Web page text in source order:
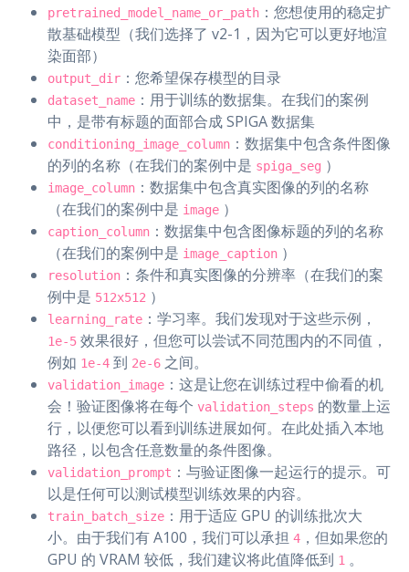
pretrained_model_name_or_path ：您想使用的稳定扩
散基础模型（我们选择了 v2-1，因为它可以更好地渲
染面部）
output_dir ：您希望保存模型的目录
dataset_name ：用于训练的数据集。在我们的案例
中，是带有标题的面部合成 SPIGA 数据集
conditioning_image_column ：数据集中包含条件图像
的列的名称（在我们的案例中是 spiga_seg ）
image_column ：数据集中包含真实图像的列的名称
（在我们的案例中是 image ）
caption_column ：数据集中包含图像标题的列的名称
（在我们的案例中是 image_caption ）
resolution ：条件和真实图像的分辨率（在我们的案
例中是 512x512 ）
learning_rate ：学习率。我们发现对于这些示例，
1e-5 效果很好，但您可以尝试不同范围内的不同值，
例如 1e-4 到 2e-6 之间。
validation_image ：这是让您在训练过程中偷看的机
会！验证图像将在每个 validation_steps 的数量上运
行，以便您可以看到训练进展如何。在此处插入本地
路径，以包含任意数量的条件图像。
validation_prompt ：与验证图像一起运行的提示。可
以是任何可以测试模型训练效果的内容。
train_batch_size ：用于适应 GPU 的训练批次大
小。由于我们有 A100，我们可以承担 4 ，但如果您的
GPU 的 VRAM 较低，我们建议将此值降低到 1 。